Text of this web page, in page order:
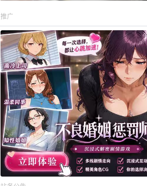
推广